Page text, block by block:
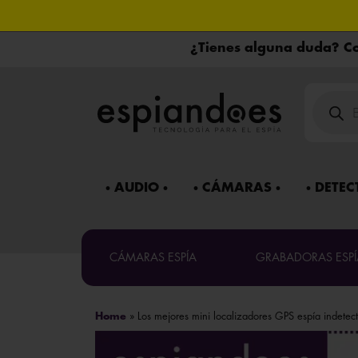
¿Tienes alguna duda?
AUDIO CÁMARAS
CÁMARAS ESPÍA GRABADORAS
Home » Los mejores mini localizadores GPS espía